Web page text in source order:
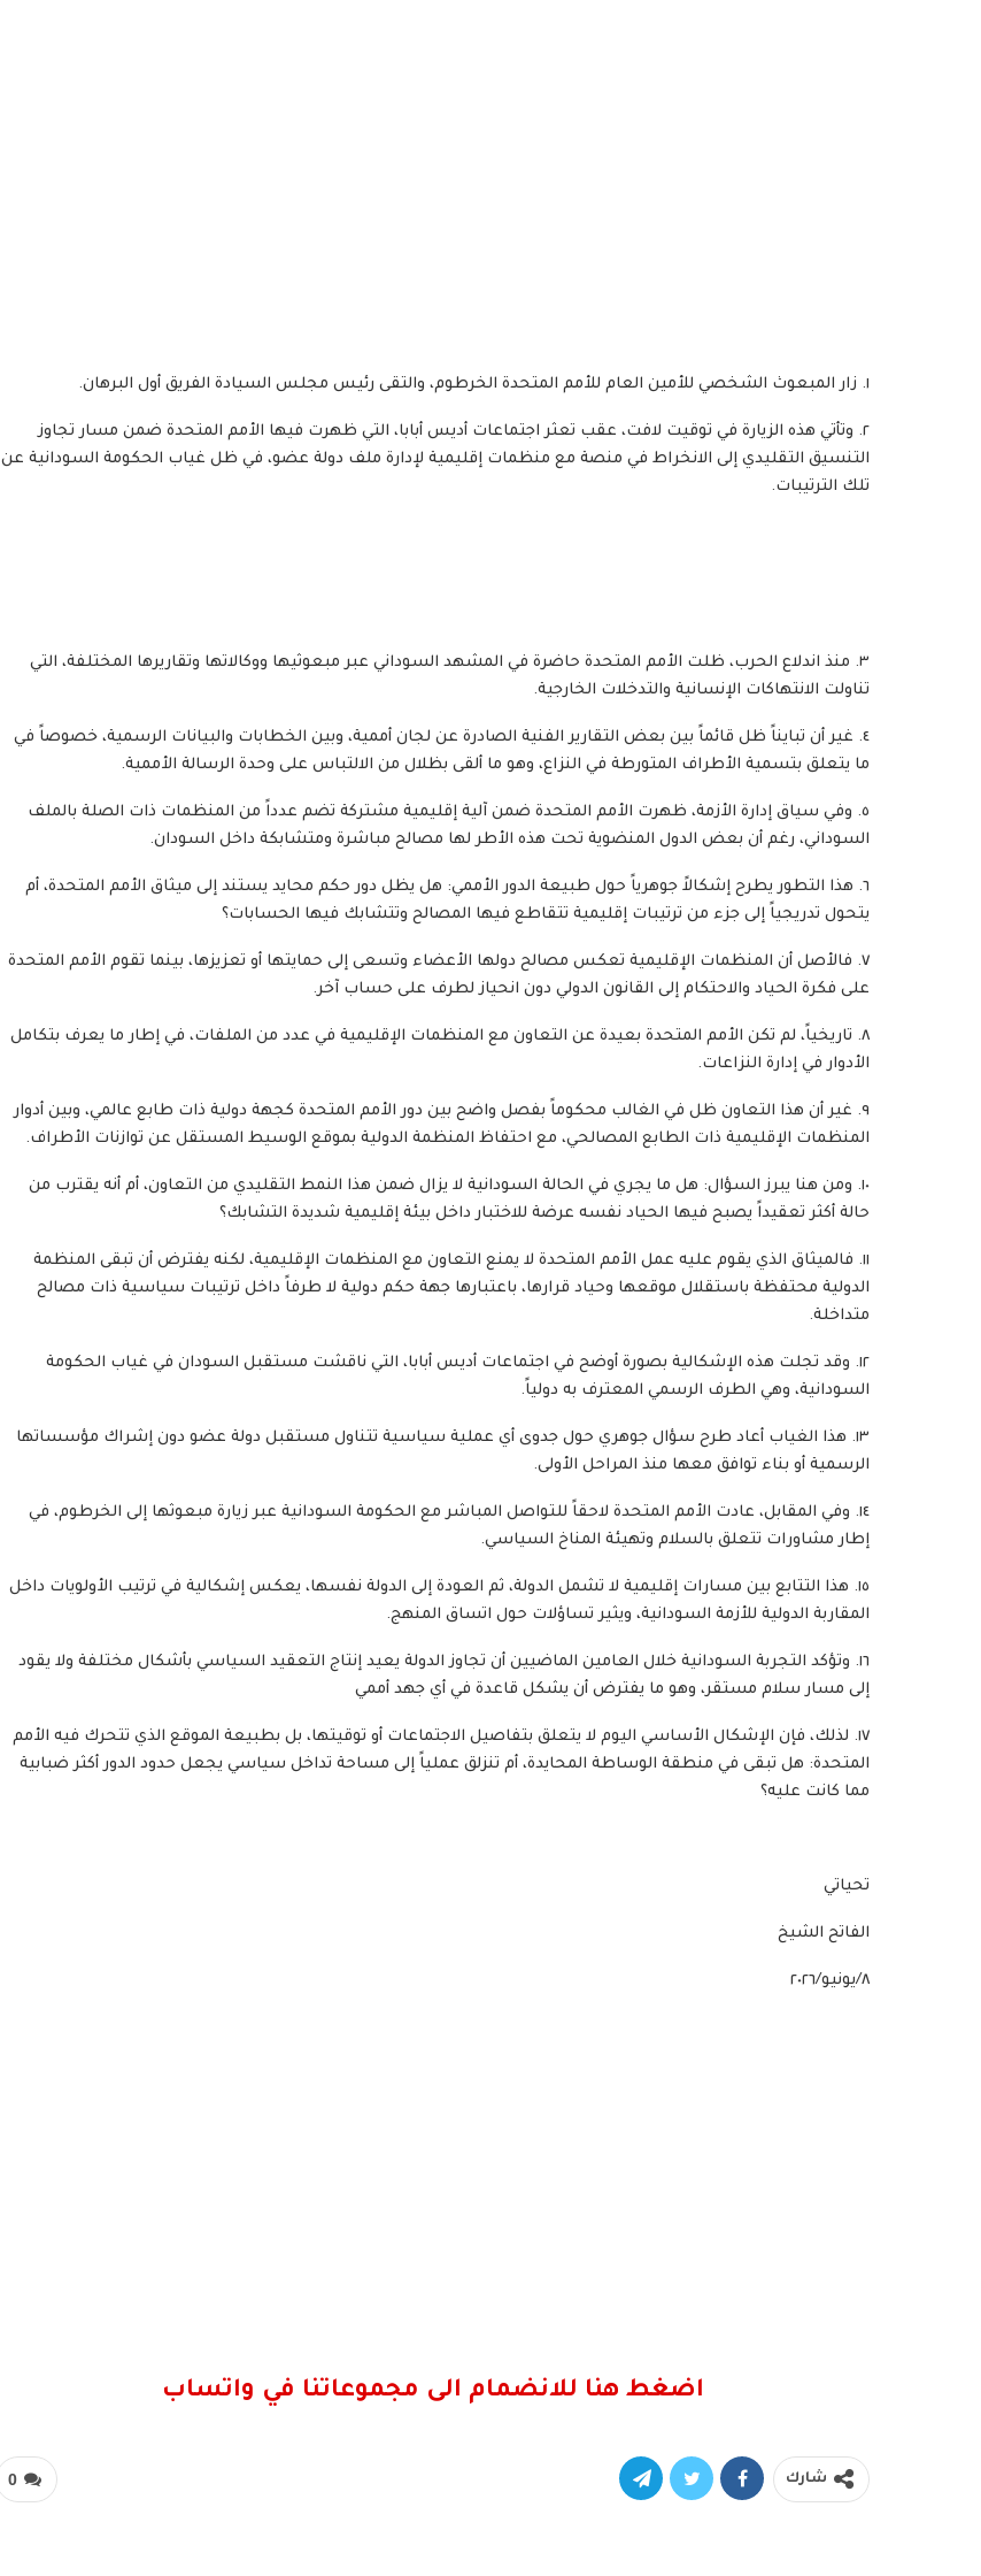
١. زار المبعوث الشخصي للأمين العام للأمم المتحدة الخرطوم، والتقى رئيس مجلس السيادة الفريق أول البرهان.
٢. وتأتي هذه الزيارة في توقيت لافت، عقب تعثر اجتماعات أديس أبابا، التي ظهرت فيها الأمم المتحدة ضمن مسار تجاوز
التنسيق التقليدي إلى الانخراط في منصة مع منظمات إقليمية لإدارة ملف دولة عضو، في ظل غياب الحكومة السودانية عن
تلك الترتيبات.
٣. منذ اندلاع الحرب، ظلت الأمم المتحدة حاضرة في المشهد السوداني عبر مبعوثيها ووكالاتها وتقاريرها المختلفة، التي
تناولت الانتهاكات الإنسانية والتدخلات الخارجية.
٤. غير أن تبايناً ظل قائماً بين بعض التقارير الفنية الصادرة عن لجان أممية، وبين الخطابات والبيانات الرسمية، خصوصاً في
ما يتعلق بتسمية الأطراف المتورطة في النزاع، وهو ما ألقى بظلال من الالتباس على وحدة الرسالة الأممية.
٥. وفي سياق إدارة الأزمة، ظهرت الأمم المتحدة ضمن آلية إقليمية مشتركة تضم عدداً من المنظمات ذات الصلة بالملف
السوداني، رغم أن بعض الدول المنضوية تحت هذه الأطر لها مصالح مباشرة ومتشابكة داخل السودان.
٦. هذا التطور يطرح إشكالاً جوهرياً حول طبيعة الدور الأممي: هل يظل دور حكم محايد يستند إلى ميثاق الأمم المتحدة، أم
يتحول تدريجياً إلى جزء من ترتيبات إقليمية تتقاطع فيها المصالح وتتشابك فيها الحسابات؟
٧. فالأصل أن المنظمات الإقليمية تعكس مصالح دولها الأعضاء وتسعى إلى حمايتها أو تعزيزها، بينما تقوم الأمم المتحدة
على فكرة الحياد والاحتكام إلى القانون الدولي دون انحياز لطرف على حساب آخر.
٨. تاريخياً، لم تكن الأمم المتحدة بعيدة عن التعاون مع المنظمات الإقليمية في عدد من الملفات، في إطار ما يعرف بتكامل
الأدوار في إدارة النزاعات.
٩. غير أن هذا التعاون ظل في الغالب محكوماً بفصل واضح بين دور الأمم المتحدة كجهة دولية ذات طابع عالمي، وبين أدوار
المنظمات الإقليمية ذات الطابع المصالحي، مع احتفاظ المنظمة الدولية بموقع الوسيط المستقل عن توازنات الأطراف.
١٠. ومن هنا يبرز السؤال: هل ما يجري في الحالة السودانية لا يزال ضمن هذا النمط التقليدي من التعاون، أم أنه يقترب من
حالة أكثر تعقيداً يصبح فيها الحياد نفسه عرضة للاختبار داخل بيئة إقليمية شديدة التشابك؟
١١. فالميثاق الذي يقوم عليه عمل الأمم المتحدة لا يمنع التعاون مع المنظمات الإقليمية، لكنه يفترض أن تبقى المنظمة
الدولية محتفظة باستقلال موقعها وحياد قرارها، باعتبارها جهة حكم دولية لا طرفاً داخل ترتيبات سياسية ذات مصالح
متداخلة.
١٢. وقد تجلت هذه الإشكالية بصورة أوضح في اجتماعات أديس أبابا، التي ناقشت مستقبل السودان في غياب الحكومة
السودانية، وهي الطرف الرسمي المعترف به دولياً.
١٣. هذا الغياب أعاد طرح سؤال جوهري حول جدوى أي عملية سياسية تتناول مستقبل دولة عضو دون إشراك مؤسساتها
الرسمية أو بناء توافق معها منذ المراحل الأولى.
١٤. وفي المقابل، عادت الأمم المتحدة لاحقاً للتواصل المباشر مع الحكومة السودانية عبر زيارة مبعوثها إلى الخرطوم، في
إطار مشاورات تتعلق بالسلام وتهيئة المناخ السياسي.
١٥. هذا التتابع بين مسارات إقليمية لا تشمل الدولة، ثم العودة إلى الدولة نفسها، يعكس إشكالية في ترتيب الأولويات داخل
المقاربة الدولية للأزمة السودانية، ويثير تساؤلات حول اتساق المنهج.
١٦. وتؤكد التجربة السودانية خلال العامين الماضيين أن تجاوز الدولة يعيد إنتاج التعقيد السياسي بأشكال مختلفة ولا يقود
إلى مسار سلام مستقر، وهو ما يفترض أن يشكل قاعدة في أي جهد أممي
١٧. لذلك، فإن الإشكال الأساسي اليوم لا يتعلق بتفاصيل الاجتماعات أو توقيتها، بل بطبيعة الموقع الذي تتحرك فيه الأمم
المتحدة: هل تبقى في منطقة الوساطة المحايدة، أم تنزلق عملياً إلى مساحة تداخل سياسي يجعل حدود الدور أكثر ضبابية
مما كانت عليه؟
تحياتي
الفاتح الشيخ
٨/يونيو/٢٠٢٦
اضغط هنا للانضمام الى مجموعاتنا في واتساب
0 شارك